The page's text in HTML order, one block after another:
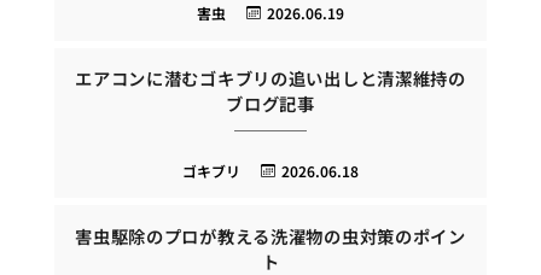
2026.06.19
害虫
エアコンに潜むゴキブリの追い出しと清潔維持の
ブログ記事
2026.06.18
ゴキブリ
害虫駆除のプロが教える洗濯物の虫対策のポイン
ト